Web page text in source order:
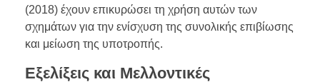
(2018) έχουν επικυρώσει τη χρήση αυτών των
σχημάτων για την ενίσχυση της συνολικής επιβίωσης
και μείωση της υποτροπής.
Εξελίξεις και Μελλοντικές